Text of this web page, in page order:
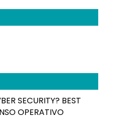
SECURITY? BEST
OPERATIVO